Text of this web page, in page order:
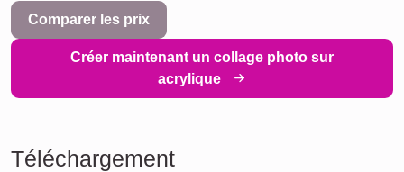
Comparer les prix
Créer maintenant un collage photo sur
acrylique
Téléchargement